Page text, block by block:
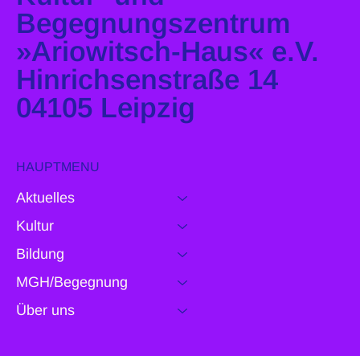
Begegnungszentrum
»Ariowitsch-Haus« e.V.
Hinrichsenstraße 14
04105 Leipzig
HAUPTMENU
Aktuelles
Kultur
Bildung
MGH/Begegnung
Über uns